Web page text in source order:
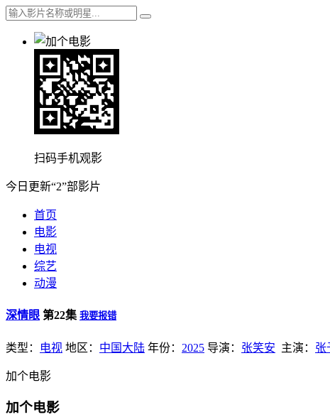
扫码手机观影
今日更新“2”部影片
首页
电影
电视
综艺
动漫
深情眼 第22集 我要报错
类型： 电视 地区： 中国大陆 年份： 2025 导演： 张笑安 主演： 张
加个电影
加个电影